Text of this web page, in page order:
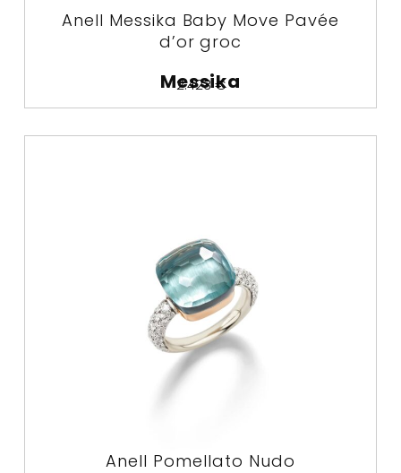
Anell Messika Baby Move Pavée
d’or groc
Messika
2.423€
Anell Pomellato Nudo